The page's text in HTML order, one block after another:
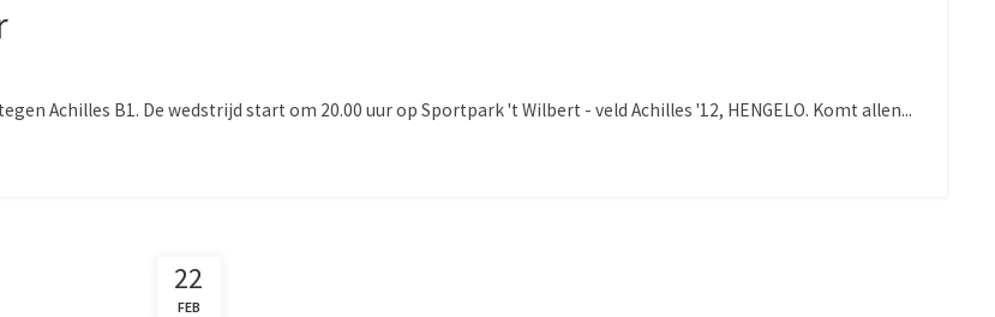
Achilles B1. De wedstrijd start om 20.00 uur op Sportpark 't Wilbert - veld Achilles '12, HENGELO. Komt allen...
22
FEB